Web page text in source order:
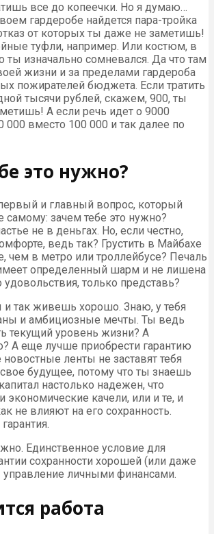
все до копеечки. Но я думаю…
гардеробе найдется пара-тройка
от которых ты даже не заметишь!
туфли, например. Или костюм, в
ты изначально сомневался. Да что там
жизни и за пределами гардероба
пожирателей бюджета. Если тратить
тысячи рублей, скажем, 900, ты
А если речь идет о 9000
000 вместо 100 000 и так далее по
это нужно?
и главный вопрос, который
самому: зачем тебе это нужно?
не в деньгах. Но, если честно,
ведь так? Грустить в Майбахе
чем в метро или троллейбусе? Печаль
определенный шарм и не лишена
только представь?
и так живешь хорошо. Знаю, у тебя
и амбициозные мечты. Ты ведь
текущий уровень жизни? А
А еще лучше приобрести гарантию
новостные ленты не заставят тебя
будущее, потому что ты знаешь
настолько надежен, что
экономические качели, или и те, и
не влияют на его сохранность.
Единственное условие для
сохранности хорошей (или даже
личными финансами.
работа